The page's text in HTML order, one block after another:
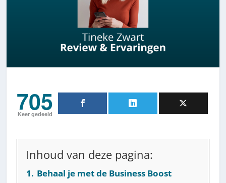
705
Keer gedeeld
Inhoud van deze pagina:
1. Behaal je met de Business Boost